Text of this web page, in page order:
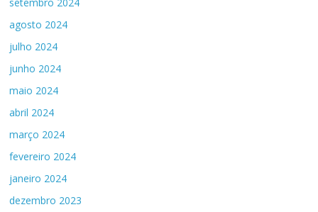
agosto 2024
julho 2024
junho 2024
maio 2024
abril 2024
março 2024
fevereiro 2024
janeiro 2024
dezembro 2023